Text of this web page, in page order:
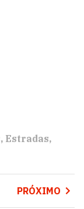
Estradas
PRÓXIMO